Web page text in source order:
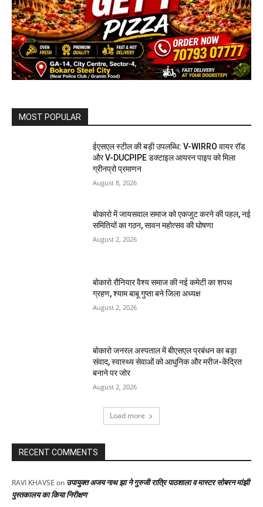
MOST POPULAR
ईएसएल स्टील की बड़ी उपलब्धि: V-WIRRO वायर रॉड
और V-DUCPIPE डक्टाइल आयरन पाइप को मिला
ग्रीनप्रो प्रमाणन
August 8, 2026
बोकारो में जायसवाल समाज को एकजुट करने की पहल, नई
समितियों का गठन, सावन महोत्सव की घोषणा
August 2, 2026
बोकारो रौनियार वैश्य समाज की नई कमेटी का शपथ
ग्रहण, श्याम बाबू गुप्ता बने जिला अध्यक्ष
August 2, 2026
बोकारो जनरल अस्पताल में बीएसएल प्रबंधन का बड़ा
संवाद, स्वास्थ्य सेवाओं को आधुनिक और मरीज-केंद्रित
बनाने पर जोर
August 2, 2026
Load more
RECENT COMMENTS
RAVI KHAVSE on उपायुक्त अजय नाथ झा ने गुरुजी रात्रि पाठशाला व मास्टर सोबरन मांझी
पुस्तकालय का किया निरीक्षण